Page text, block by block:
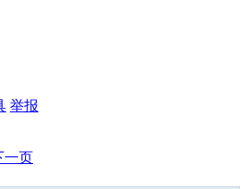
举报
一页